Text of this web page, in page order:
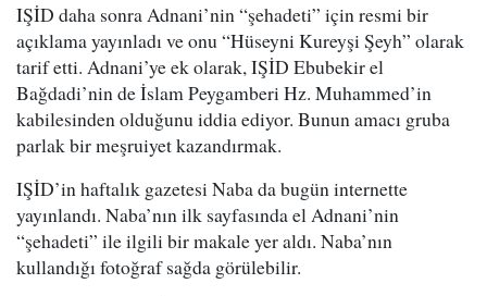
IŞİD daha sonra Adnani’nin “şehadeti” için resmi bir
açıklama yayınladı ve onu “Hüseyni Kureyşi Şeyh” olarak
tarif etti. Adnani’ye ek olarak, IŞİD Ebubekir el
Bağdadi’nin de İslam Peygamberi Hz. Muhammed’in
kabilesinden olduğunu iddia ediyor. Bunun amacı gruba
parlak bir meşruiyet kazandırmak.
IŞİD’in haftalık gazetesi Naba da bugün internette
yayınlandı. Naba’nın ilk sayfasında el Adnani’nin
“şehadeti” ile ilgili bir makale yer aldı. Naba’nın
kullandığı fotoğraf sağda görülebilir.